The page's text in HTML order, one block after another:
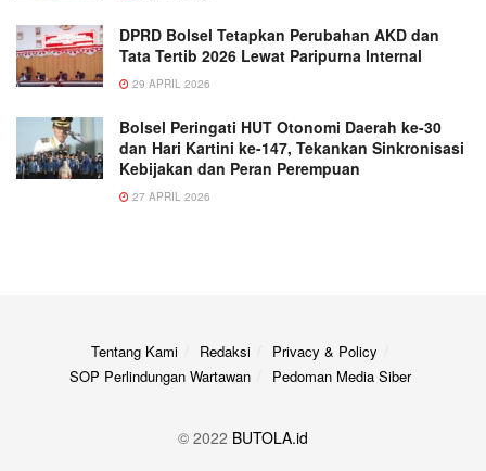
DPRD Bolsel Tetapkan Perubahan AKD dan
Tata Tertib 2026 Lewat Paripurna Internal
29 APRIL 2026
Bolsel Peringati HUT Otonomi Daerah ke-30
dan Hari Kartini ke-147, Tekankan Sinkronisasi
Kebijakan dan Peran Perempuan
27 APRIL 2026
Tentang Kami Redaksi
Privacy & Policy
SOP Perlindungan Wartawan
Pedoman Media Siber
© 2022 BUTOLA.id